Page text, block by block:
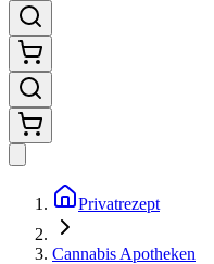
Privatrezept
Cannabis Apotheken